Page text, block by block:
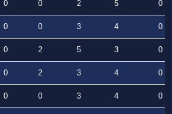
0 0 2 5
0
0 0 3 4
0
0 2 5 3
0
0 2 3 4
0
0 0 3 4
0